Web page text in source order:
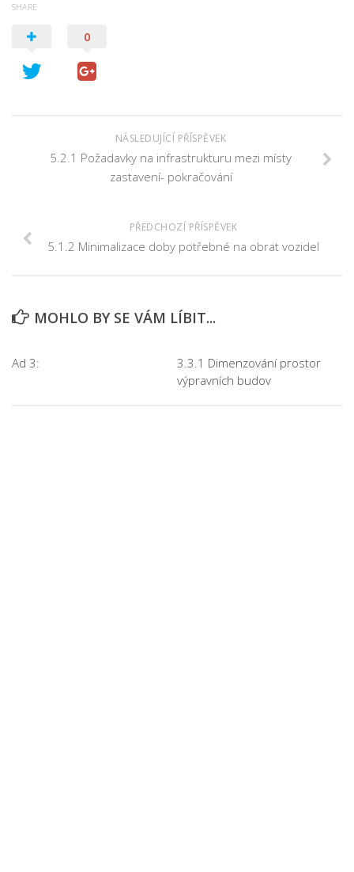
SHARE
0
NÁSLEDUJÍCÍ PŘÍSPĚVEK
5.2.1 Požadavky na infrastrukturu mezi místy
zastavení- pokračování
PŘEDCHOZÍ PŘÍSPĚVEK
5.1.2 Minimalizace doby potřebné na obrat vozidel
MOHLO BY SE VÁM LÍBIT...
Ad 3:
3.3.1 Dimenzování prostor
výpravních budov